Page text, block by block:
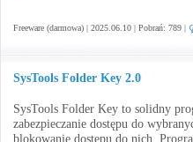
Freeware (darmowa) | 2025.06.10 | Pobrań: 789 |
SysTools Folder Key 2.0
SysTools Folder Key to solidny
zabezpieczanie dostępu do
blokowanie dostępu do nich.